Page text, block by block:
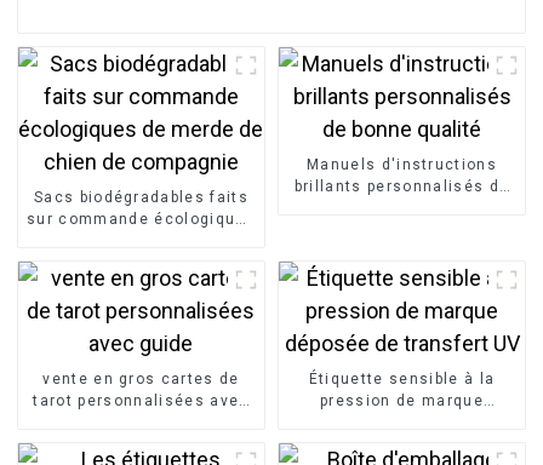
Sacs biodégradables faits
sur commande écologiques
Manuels d'instructions
brillants personnalisés de
vente en gros cartes de
tarot personnalisées avec
Étiquette sensible à la
pression de marque